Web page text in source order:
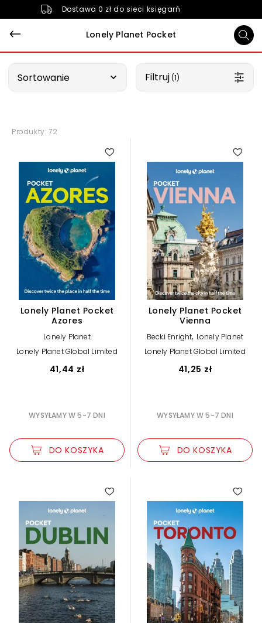
Dostawa 0 zł do sieci księgarń
Lonely Planet Pocket
Sortowanie Filtruj (1)
Produkty: 72
Lonely Planet Pocket
Azores
Lonely Planet
Lonely Planet Global Limited
41,44 zł
WYSYŁAMY W 5-7 DNI
DO KOSZYKA
Lonely Planet Pocket
Vienna
Becki Enright, Lonely Planet
Lonely Planet Global Limited
41,25 zł
WYSYŁAMY W 5-7 DNI
DO KOSZYKA